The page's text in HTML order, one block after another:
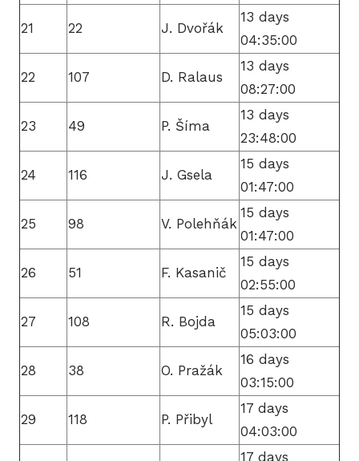
21 22 J. Dvořák
13 days
04:35:00
22 107 D. Ralaus
13 days
08:27:00
23 49 P. Šíma
13 days
23:48:00
24 116 J. Gsela
15 days
01:47:00
25 98 V. Polehňák
15 days
01:47:00
26 51 F. Kasanič
15 days
02:55:00
27 108 R. Bojda
15 days
05:03:00
28 38 O. Pražák
16 days
03:15:00
29 118 P. Přibyl
17 days
04:03:00
17 days